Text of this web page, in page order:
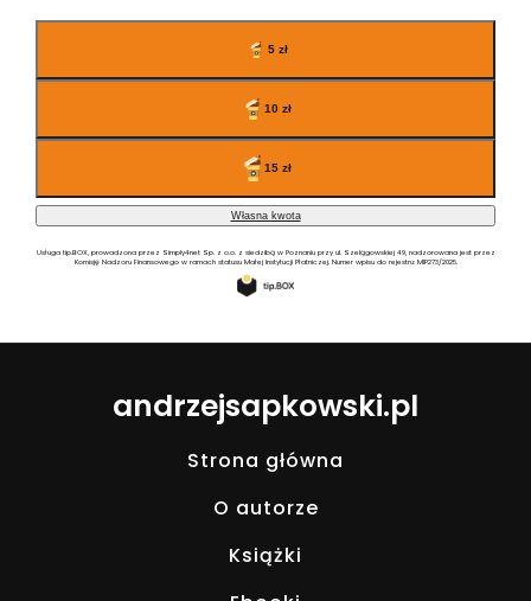
andrzejsapkowski.pl
Strona główna
O autorze
Książki